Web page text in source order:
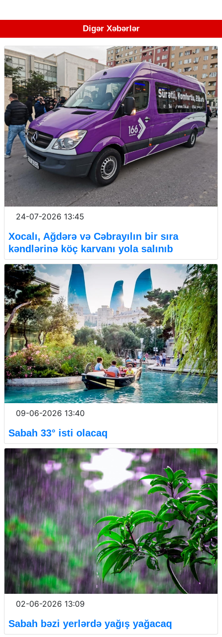
Digər Xəbərlər
24-07-2026 13:45
Xocalı, Ağdərə və Cəbrayılın bir sıra
kəndlərinə köç karvanı yola salınıb
09-06-2026 13:40
Sabah 33° isti olacaq
02-06-2026 13:09
Sabah bəzi yerlərdə yağış yağacaq